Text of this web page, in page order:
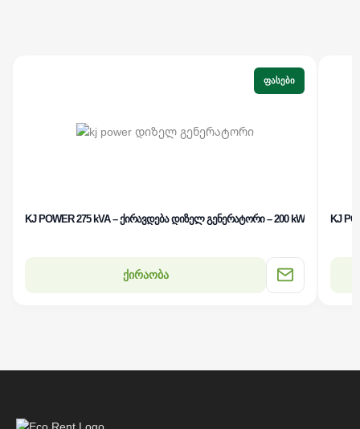
ᲤᲐᲡᲔᲑᲘ
KJ POWER 275 kVA – ქირავდება დიზელ გენერატორი – 200 kW
ქირაობა
KJ